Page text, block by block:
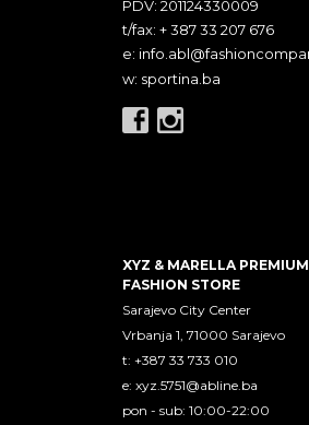
PDV: 201124330009
t/fax: + 387 33 207 676
e:
w: sportina.ba
XYZ & MARELLA PREMIUM
FASHION STORE
Sarajevo City Center
Vrbanja 1, 71000 Sarajevo
t: +387 33 733 010
e: xyz.5751@abline.ba
pon - sub: 10:00-22:00